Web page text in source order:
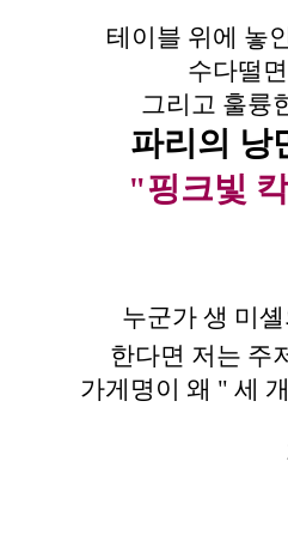
테이블 위에 놓
수다떨
그리고 훌륭
파리의 낭
"핑크빛
누군가 생 미
한다면 저는 주
가게명이 왜 " 세